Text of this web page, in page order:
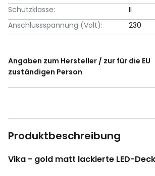
Schutzklasse:
II
Anschlussspannung (Volt):
230
Angaben zum Hersteller / zur für die EU
zuständigen Person
Produktbeschreibung
Vika - gold matt lackierte LED-